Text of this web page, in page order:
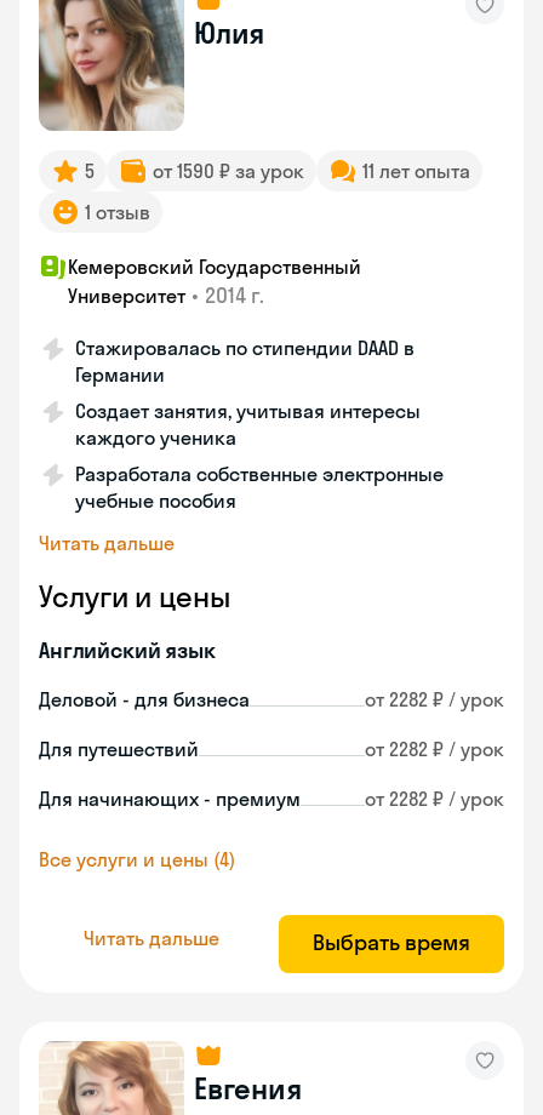
Юлия
5 от 1590 ₽ за урок
11 лет опыта
1 отзыв
Кемеровский Государственный
Университет • 2014 г.
Стажировалась по стипендии DAAD в
Германии
Создает занятия, учитывая интересы
каждого ученика
Разработала собственные электронные
учебные пособия
Читать дальше
Услуги и цены
Английский язык
Деловой - для бизнеса от 2282 ₽ / урок
Для путешествий от 2282 ₽ / урок
Для начинающих - премиум от 2282 ₽ / урок
Все услуги и цены (4)
Читать дальше Выбрать время
Евгения